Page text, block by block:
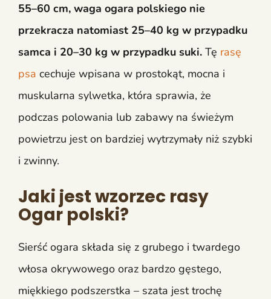
55–60 cm, waga ogara polskiego nie
przekracza natomiast 25–40 kg w przypadku
samca i 20–30 kg w przypadku suki. Tę rasę
psa cechuje wpisana w prostokąt, mocna i
muskularna sylwetka, która sprawia, że
podczas polowania lub zabawy na świeżym
powietrzu jest on bardziej wytrzymały niż szybki
i zwinny.
Jaki jest wzorzec rasy
Ogar polski?
Sierść ogara składa się z grubego i twardego
włosa okrywowego oraz bardzo gęstego,
miękkiego podszerstka – szata jest trochę